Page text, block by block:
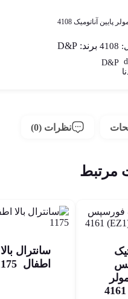
آناتومیک 4108
4108 برند: D&P
D&P
نظرات (0)
مرتبط
سانترال بالا
اطفال 1175